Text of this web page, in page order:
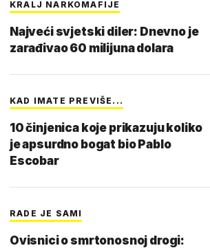
KRALJ NARKOMAFIJE
Najveći svjetski diler: Dnevno je
zarađivao 60 milijuna dolara
KAD IMATE PREVIŠE...
10 činjenica koje prikazuju koliko
je apsurdno bogat bio Pablo
Escobar
RADE JE SAMI
Ovisnici o smrtonosnoj drogi: